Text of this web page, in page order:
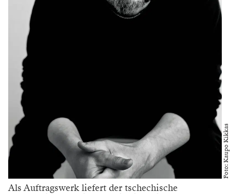
Foto: Kaupo Kikkas
Als Auftragswerk liefert der tschechische